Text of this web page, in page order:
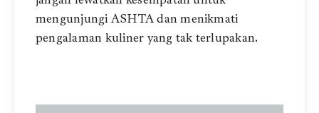
mengunjungi ASHTA dan menikmati
pengalaman kuliner yang tak terlupakan.